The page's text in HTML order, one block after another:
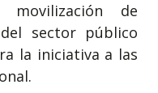
movilización de
sector público
la iniciativa a las